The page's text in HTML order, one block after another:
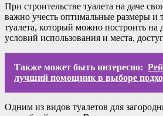
При строительстве туалета на даче
важно учесть оптимальные размеры
туалета, который можно построить на
условий использования и места,
Также может быть интересно:
лучший помощник в выборе
Одним из видов туалетов для